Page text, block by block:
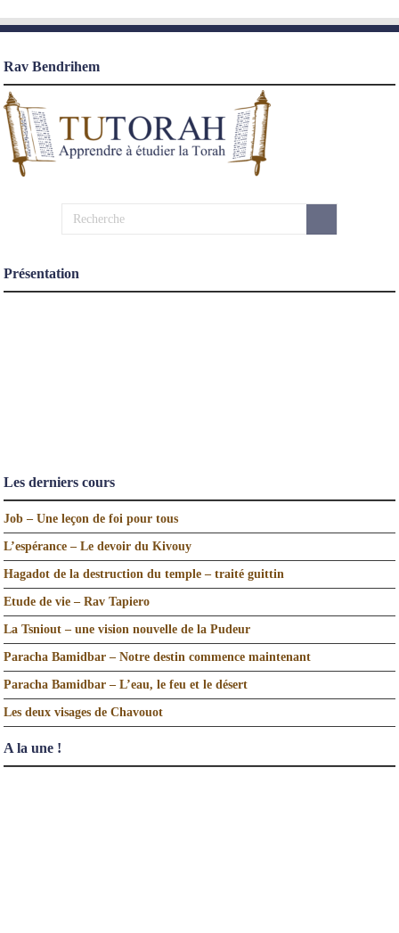
Rav Bendrihem
Présentation
Les derniers cours
Job – Une leçon de foi pour tous
L’espérance – Le devoir du Kivouy
Hagadot de la destruction du temple – traité guittin
Etude de vie – Rav Tapiero
La Tsniout – une vision nouvelle de la Pudeur
Paracha Bamidbar – Notre destin commence maintenant
Paracha Bamidbar – L’eau, le feu et le désert
Les deux visages de Chavouot
A la une !